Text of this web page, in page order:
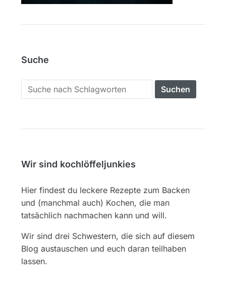
Suche
Search
for:
Wir sind kochlöffeljunkies
Hier findest du leckere Rezepte zum Backen
und (manchmal auch) Kochen, die man
tatsächlich nachmachen kann und will.
Wir sind drei Schwestern, die sich auf diesem
Blog austauschen und euch daran teilhaben
lassen.